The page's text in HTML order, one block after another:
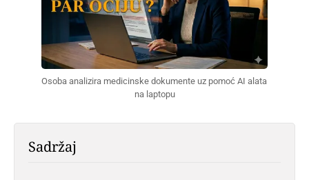
Osoba analizira medicinske dokumente uz pomoć AI alata
na laptopu
Sadržaj